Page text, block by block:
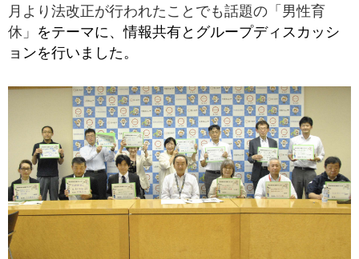
月より法改正が行われたことでも話題の「男性育
休」 をテーマに、情報共有とグループディスカッシ
ョンを行いました。